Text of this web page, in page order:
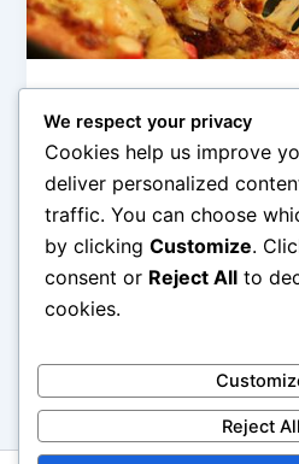
Ide Fusion Kuliner
Rumah
admin February 20, 2026
Ide Fusion Kuliner yang
Dunia kuliner terus
para penikmatnya. Salah satu
We respect your privacy
Cookies help us improve
deliver personalized
traffic. You can choose
by clicking Customize.
consent or Reject All to
cookies.
Reject All